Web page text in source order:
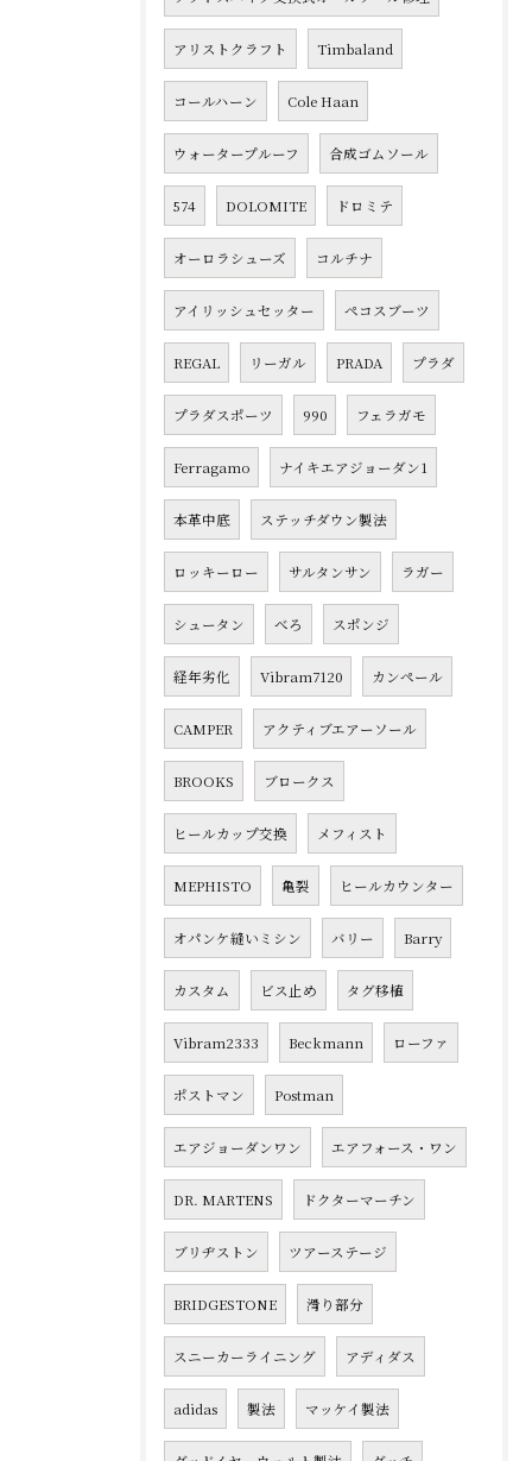
アリストクラフト Timbaland
コールハーン Cole Haan
ウォータープルーフ 合成ゴムソール
574 DOLOMITE ドロミテ
オーロラシューズ コルチナ
アイリッシュセッター ペコスブーツ
REGAL リーガル PRADA プラダ
プラダスポーツ 990 フェラガモ
Ferragamo ナイキエアジョーダン1
本革中底 ステッチダウン製法
ロッキーロー サルタンサン ラガー
シュータン べろ スポンジ
経年劣化 Vibram7120 カンペール
CAMPER アクティブエアーソール
BROOKS ブロークス
ヒールカップ交換 メフィスト
MEPHISTO 亀裂 ヒールカウンター
オパンケ縫いミシン バリー Barry
カスタム ビス止め タグ移植
Vibram2333 Beckmann ローファ
ポストマン Postman
エアジョーダンワン エアフォース・ワン
DR. MARTENS ドクターマーチン
ブリヂストン ツアーステージ
BRIDGESTONE 滑り部分
スニーカーライニング アディダス
adidas 製法 マッケイ製法